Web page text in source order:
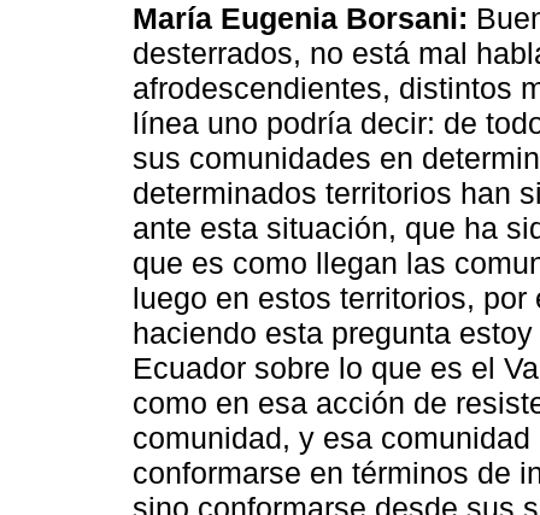
María Eugenia Borsani:
desterrados, no está mal
afrodescendientes, distintos
línea uno podría decir: de
sus comunidades en
determinados territorios han
ante esta situación, que ha
que es como llegan las
luego en estos territorios,
haciendo esta pregunta
Ecuador sobre lo que es el
como en esa acción de
comunidad, y esa
conformarse en términos de